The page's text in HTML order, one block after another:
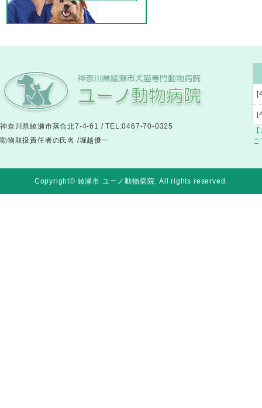
神奈川県綾瀬市落合北7-4-61 / TEL:0467-70-0325
動物取扱責任者の氏名 /堀越優一
[
[
ご
Copyright© 綾瀬市 ユーノ動物病院. All rights reserved.